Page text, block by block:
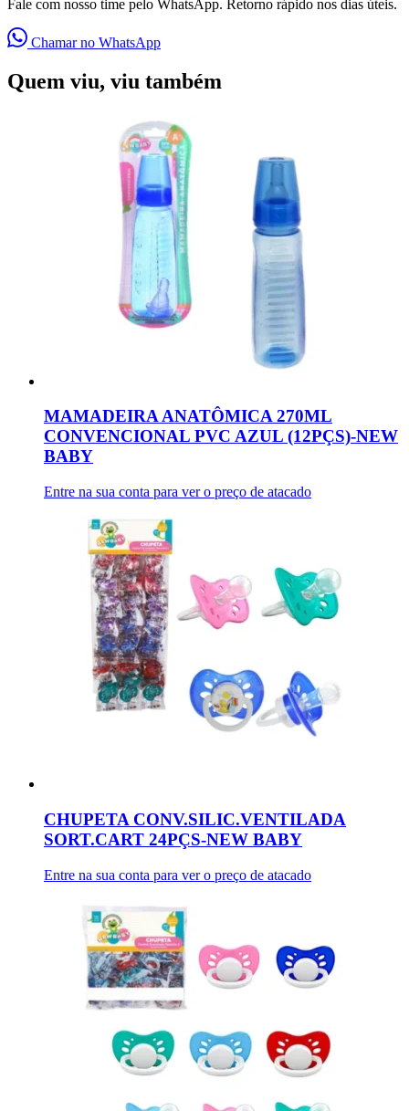
Fale com nosso time pelo WhatsApp. Retorno rápido nos dias úteis.
Chamar no WhatsApp
Quem viu, viu também
MAMADEIRA ANATÔMICA 270ML
CONVENCIONAL PVC AZUL (12PÇS)-NEW
BABY
Entre na sua conta para ver o preço de atacado
CHUPETA CONV.SILIC.VENTILADA
SORT.CART 24PÇS-NEW BABY
Entre na sua conta para ver o preço de atacado